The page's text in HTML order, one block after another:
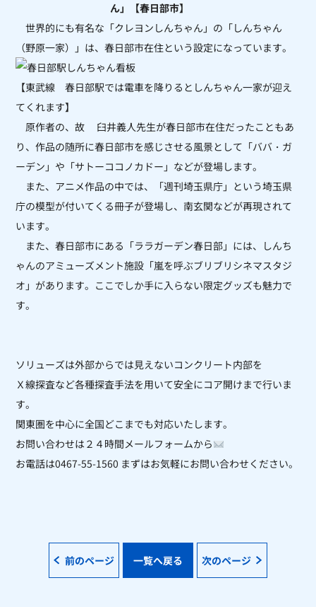
ん」【春日部市】
世界的にも有名な「クレヨンしんちゃん」の「しんちゃん
（野原一家）」は、春日部市在住という設定になっています。
【東武線 春日部駅では電車を降りるとしんちゃん一家が迎え
てくれます】
原作者の、故 臼井義人先生が春日部市在住だったこともあ
り、作品の随所に春日部市を感じさせる風景として「ババ・ガ
ーデン」や「サトーココノカドー」などが登場します。
また、アニメ作品の中では、「週刊埼玉県庁」という埼玉県
庁の模型が付いてくる冊子が登場し、南玄関などが再現されて
います。
また、春日部市にある「ララガーデン春日部」には、しんち
ゃんのアミューズメント施設「嵐を呼ぶブリブリシネマスタジ
オ」があります。ここでしか手に入らない限定グッズも魅力で
す。
ソリューズは外部からでは見えないコンクリート内部を
Ｘ線探査など各種探査手法を用いて安全にコア開けまで行いま
す。
関東圏を中心に全国どこまでも対応いたします。
お問い合わせは２４時間メールフォームから
お電話は0467-55-1560 まずはお気軽にお問い合わせください。
前のページ 一覧へ戻る 次のページ